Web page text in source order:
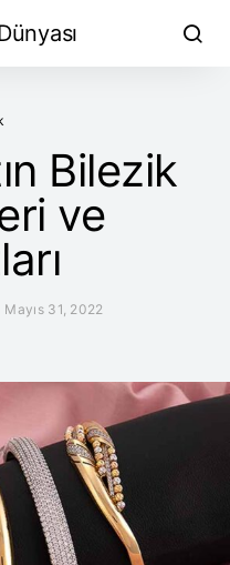
Bilezik
ve
Mayıs 31, 2022